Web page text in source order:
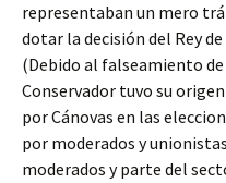
representaban un mero
dotar la decisión del Rey
(Debido al falseamiento
Conservador tuvo su
por Cánovas en las
por moderados y
moderados y parte del